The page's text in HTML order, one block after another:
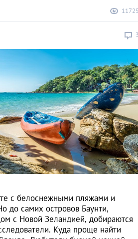
с белоснежными пляжами и
до самих островов Баунти,
с Новой Зеландией, добираются
Куда проще найти